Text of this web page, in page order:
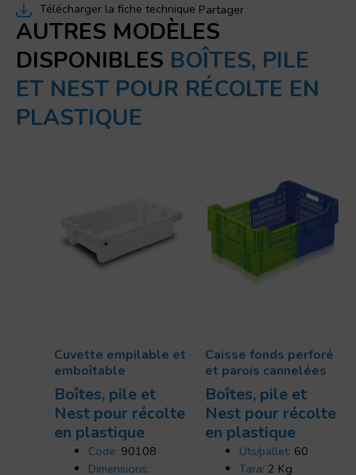
Télécharger la fiche technique Partager
AUTRES MODÈLES
DISPONIBLES BOÎTES, PILE
ET NEST POUR RÉCOLTE EN
PLASTIQUE
Cuvette empilable et
emboîtable
Boîtes, pile et
Nest pour récolte
en plastique
Code: 90108
Dimensions:
Caisse fonds perforé
et parois cannelées
Boîtes, pile et
Nest pour récolte
en plastique
Uts/pallet: 60
Tara: 2 Kg